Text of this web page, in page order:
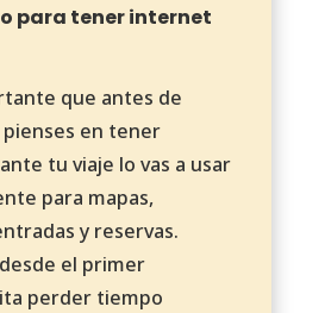
para tener internet
que antes de
pienses en tener
tu viaje lo vas a usar
para mapas,
y reservas.
el primer
perder tiempo